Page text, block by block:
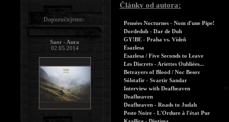
Články od autora:
Pensées Nocturnes - Nom d'une Pipe!
Dordeduh - Dar de Duh
GY!BE - Praha vs. Vídeň
Esazlesa
Esazlesa / Five Seconds to Leave
Les Discrets - Ariettes Oubliées...
Betrayers of Blood / Noc Besov
Sólstafir - Svartir Sandar
Interview with Deafheaven
Deafheaven
Deafheaven - Roads to Judah
Peste Noire - L'Ordure à l'état Pur
Doporučujeme:
Saor - Aura
02.05.2014